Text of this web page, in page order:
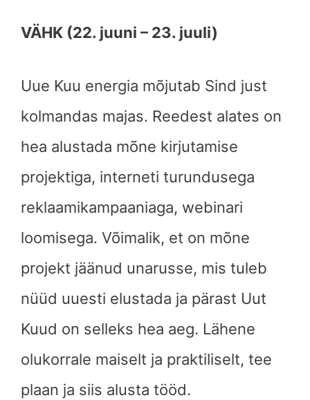
VÄHK (22. juuni – 23. juuli)
Uue Kuu energia mõjutab Sind just
kolmandas majas. Reedest alates on
hea alustada mõne kirjutamise
projektiga, interneti turundusega
reklaamikampaaniaga, webinari
loomisega. Võimalik, et on mõne
projekt jäänud unarusse, mis tuleb
nüüd uuesti elustada ja pärast Uut
Kuud on selleks hea aeg. Lähene
olukorrale maiselt ja praktiliselt, tee
plaan ja siis alusta tööd.